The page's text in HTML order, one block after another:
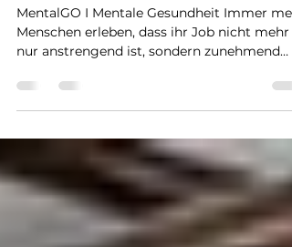
von Burnout
MentalGO I Mentale Gesundheit Immer
nur anstrengend ist, sondern zunehmend
heute oft anders an: intensiver, dauerhafter
und schwerer abschaltbar. Begriffe wie
Burnout durch Arbeit, toxischer Arbeitsplatz
oder Work-Life-Balance Probleme
beschreiben dabei keine Modeerscheinung,
sondern reale Belastungszustände, die sich